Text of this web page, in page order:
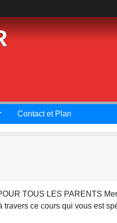
Contact et Plan
TOUS LES PARENTS
ce cours qui vous est